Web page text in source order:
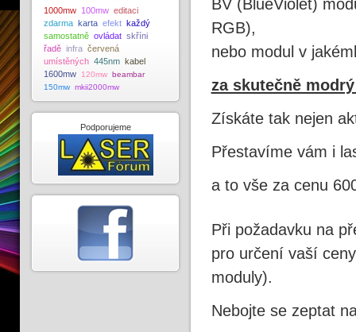
BV (BlueViolet)
RGB),
nebo modul v
za skutečně
Získáte tak nejen
Přestavíme vám i
a to vše za cenu
Při požadavku na
pro určení vaší
moduly).
Nebojte se zeptat
1000mw 100mw editaci
zdarma karta efekt každý
samostatně ovládat skříni
řadě infra červená
umístěných 445nm kabel
1600mw
120mw beambar
150mw mkii2000mw
Podporujeme